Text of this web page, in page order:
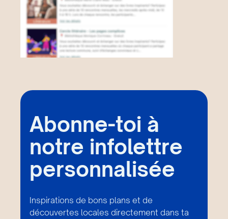
Abonne-toi à
notre infolettre
personnalisée
Inspirations de bons plans et de
découvertes locales directement dans ta